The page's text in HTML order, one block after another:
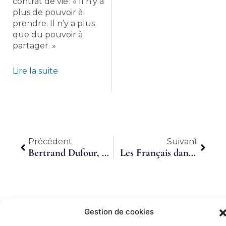
Gestion de cookies
plus de pouvoir à
prendre. Il n’y a plus
que du pouvoir à
partager. »
Lire la suite
Précédent
Précédent
Bertrand Dufour, Cabinet d’Expertise Comptable RSM : » Pour nous l’ubérisation de notre profession est plutôt une chance «
Suivant
Les Français dans l’ère du travail flexible